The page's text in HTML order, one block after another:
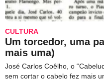
CULTURA
Um torcedor, uma
mais uma)
José Carlos Coêlho, o
sem cortar o cabelo fez mais